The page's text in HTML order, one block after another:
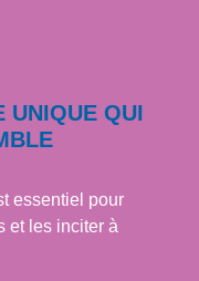
UNIQUE QUI
essentiel pour
et les inciter à